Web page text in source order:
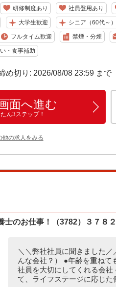
研修制度あり 社員登用あり
大学生歓迎 シニア（60代～
フルタイム歓迎 禁煙・分煙
・食事補助
切り: 2026/08/08 23:59 まで
面へ進む
ん3ステップ！
他の求人をみる
士のお仕事！（3782）３７８
＼＼弊社社員に聞きました
んな会社？） ●年齢を重ねて
社員を大切にしてくれる会
て、ライフステージに応じた